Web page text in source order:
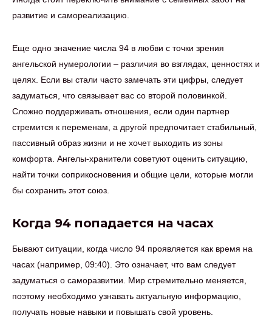
развитие и самореализацию.
Еще одно значение числа 94 в любви с точки зрения
ангельской нумерологии – различия во взглядах, ценностях и
целях. Если вы стали часто замечать эти цифры, следует
задуматься, что связывает вас со второй половинкой.
Сложно поддерживать отношения, если один партнер
стремится к переменам, а другой предпочитает стабильный,
пассивный образ жизни и не хочет выходить из зоны
комфорта. Ангелы-хранители советуют оценить ситуацию,
найти точки соприкосновения и общие цели, которые могли
бы сохранить этот союз.
Когда 94 попадается на часах
Бывают ситуации, когда число 94 проявляется как время на
часах (например, 09:40). Это означает, что вам следует
задуматься о саморазвитии. Мир стремительно меняется,
поэтому необходимо узнавать актуальную информацию,
получать новые навыки и повышать свой уровень.